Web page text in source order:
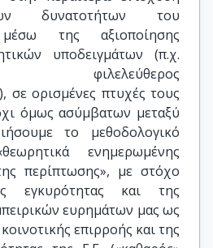
δυνατοτήτων του
μέσω της αξιοποίησης
υποδειγμάτων (π.χ.
φιλελεύθερος
σε ορισμένες πτυχές τους
όμως ασύμβατων μεταξύ
το μεθοδολογικό
ενημερωμένης
περίπτωσης», με στόχο
εγκυρότητας και της
ευρημάτων μας ως
επιρροής και της